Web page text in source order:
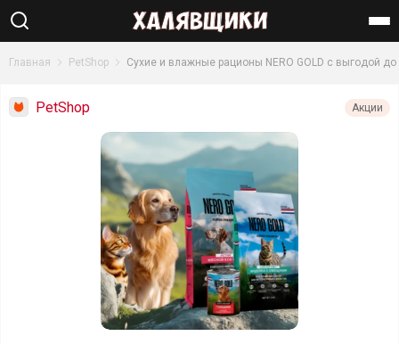
Найти
Главная PetShop Сухие и влажные рационы NERO GOLD с выгодой до
PetShop Акции